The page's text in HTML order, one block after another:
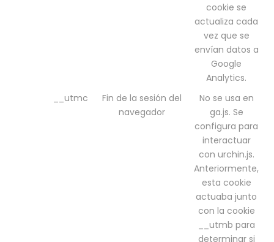
cookie se
actualiza cada
vez que se
envían datos a
Google
Analytics.
__utmc
Fin de la sesión del
navegador
No se usa en
ga.js. Se
configura para
interactuar
con urchin.js.
Anteriormente,
esta cookie
actuaba junto
con la cookie
__utmb para
determinar si